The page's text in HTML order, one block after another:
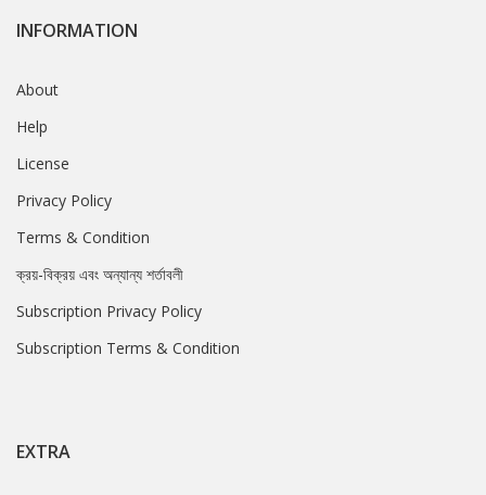
INFORMATION
About
Help
License
Privacy Policy
Terms & Condition
ক্রয়-বিক্রয় এবং অন্যান্য শর্তাবলী
Subscription Privacy Policy
Subscription Terms & Condition
EXTRA